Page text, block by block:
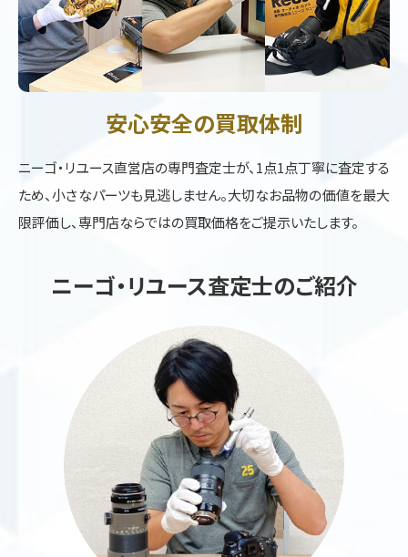
安心安全の買取体制
ニーゴ・リユース直営店の専門査定士が、1点1点丁寧に査定する
ため、小さなパーツも見逃しません。大切なお品物の価値を最大
限評価し、専門店ならではの買取価格をご提示いたします。
ニーゴ・リユース査定士のご紹介